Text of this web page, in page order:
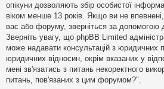
опікуни дозволяють збір особистої
віком менше 13 років. Якщо ви не
вас або форуму, зверніться за допомогою
Зверніть увагу, що phpBB Limited
може надавати консультацій з юридичних
юридичних відносин, окрім вказаних у
мені зв'язатись з питань некоректного
питань, пов'язаних з цим форумом?".